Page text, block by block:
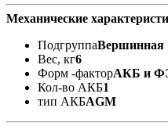
Механические
ПодгруппаВершинная
Вес, кг6
Форм -факторАКБ и
Кол-во АКБ1
тип АКБAGM